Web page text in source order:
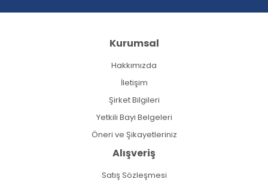
Kurumsal
Hakkımızda
İletişim
Şirket Bilgileri
Yetkili Bayi Belgeleri
Öneri ve Şikayetleriniz
Alışveriş
Satış Sözleşmesi